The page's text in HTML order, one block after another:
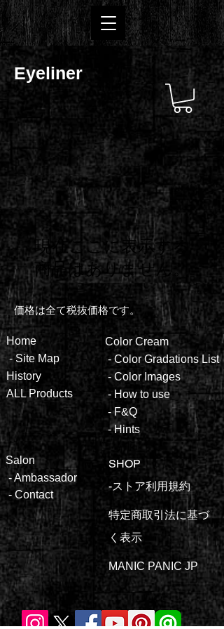
Eyeliner
現在ここに表示する
商品はありません。
​価格は全て税抜価格です。
Home
-Site Map
History
ALL Products
ColorCream
- ​ Color Gradations List
-Color Images
- How touse
-F&Q
-Hints
Salon
-Ambassador
- Contact
SHOP
​​-ストア利用規約
特定商取引法に基づ
く表示
MANIC PANIC JP